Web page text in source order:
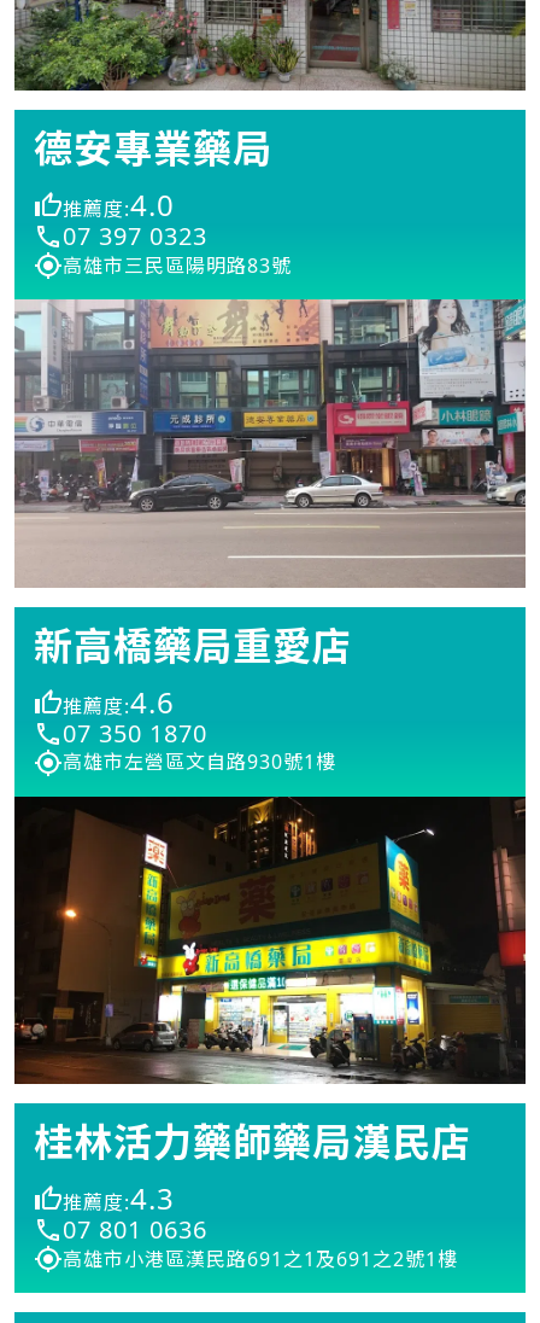
德安專業藥局
推薦度:4.0
07 397 0323
高雄市三民區陽明路83號
新高橋藥局重愛店
推薦度:4.6
07 350 1870
高雄市左營區文自路930號1樓
桂林活力藥師藥局漢民店
推薦度:4.3
07 801 0636
高雄市小港區漢民路691之1及691之2號1樓